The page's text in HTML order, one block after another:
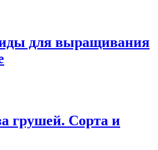
для выращивания
грушей. Сорта и